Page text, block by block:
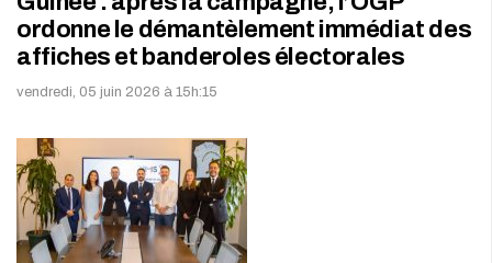
ordonne le démantèlement immédiat des
affiches et banderoles électorales
vendredi, 05 juin 2026 à 15h:15